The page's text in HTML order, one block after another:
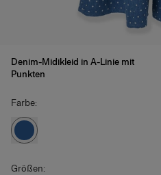
Denim-Midikleid in A-Linie mit
Punkten
Farbe:
Größen: